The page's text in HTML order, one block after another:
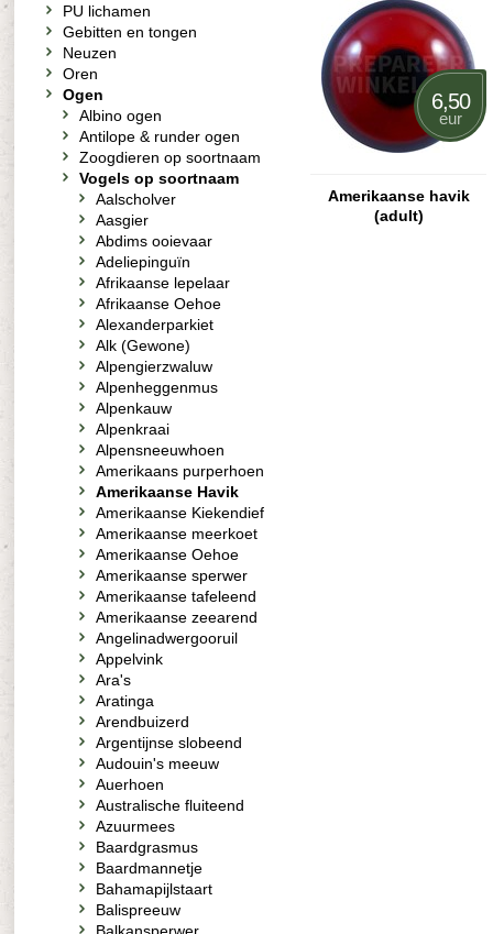
6,50
eur
Amerikaanse havik
(adult)
PU lichamen
Gebitten en tongen
Neuzen
Oren
Ogen
Albino ogen
Antilope & runder ogen
Zoogdieren op soortnaam
Vogels op soortnaam
Aalscholver
Aasgier
Abdims ooievaar
Adeliepinguïn
Afrikaanse lepelaar
Afrikaanse Oehoe
Alexanderparkiet
Alk (Gewone)
Alpengierzwaluw
Alpenheggenmus
Alpenkauw
Alpenkraai
Alpensneeuwhoen
Amerikaans purperhoen
Amerikaanse Havik
Amerikaanse Kiekendief
Amerikaanse meerkoet
Amerikaanse Oehoe
Amerikaanse sperwer
Amerikaanse tafeleend
Amerikaanse zeearend
Angelinadwergooruil
Appelvink
Ara's
Aratinga
Arendbuizerd
Argentijnse slobeend
Audouin's meeuw
Auerhoen
Australische fluiteend
Azuurmees
Baardgrasmus
Baardmannetje
Bahamapijlstaart
Balispreeuw